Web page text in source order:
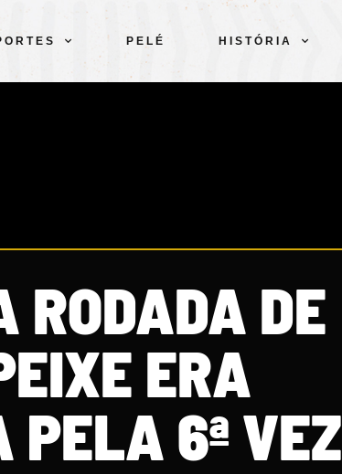
PELÉ HISTÓRIA
CLUBE
RODADA DE
ERA
PELA 6ª VEZ